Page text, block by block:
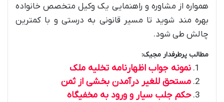
همواره از مشاوره و راهنمایی یک وکیل متخصص خانواده
بهره مند شوید تا مسیر قانونی به درستی و با کمترین
چالش طی شود.
مطالب پرطرفدار مجیک:
نمونه جواب اظهارنامه تخلیه ملک
مستحق للغیر درآمدن بخشی از ثمن
حکم جلب سیار و ورود به مخفیگاه